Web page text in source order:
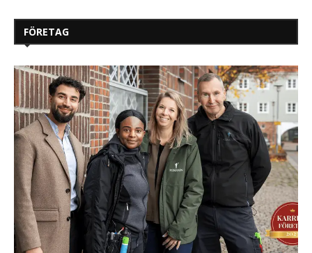
FÖRETAG